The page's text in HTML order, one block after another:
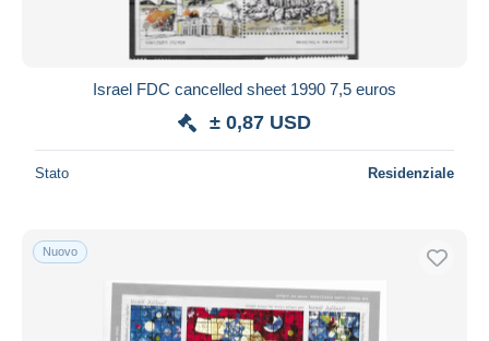
Israel FDC cancelled sheet 1990 7,5 euros
± 0,87 USD
Stato Residenziale
Nuovo